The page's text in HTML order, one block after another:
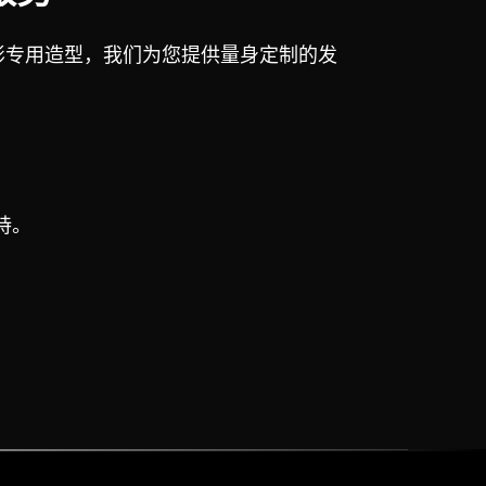
用造型，我们为您提供量身定制的发